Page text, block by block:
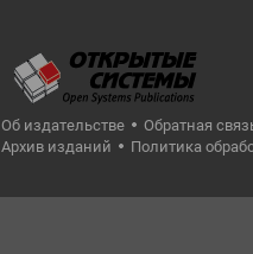
Об издательстве Обратная
Архив изданий
Политика